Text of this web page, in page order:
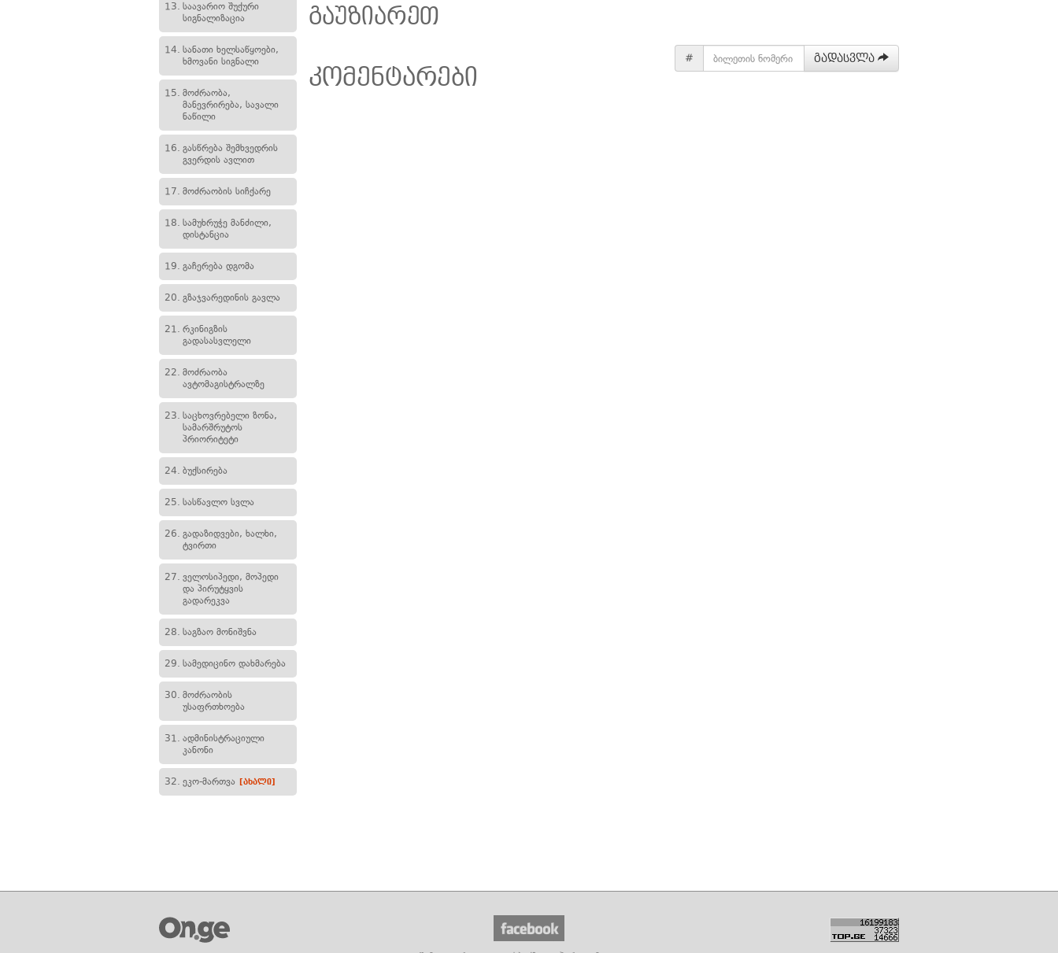
13. საავარიო შუქური
სიგნალიზაცია
14. სანათი ხელსაწყოები,
ხმოვანი სიგნალი
15. მოძრაობა,
მანევრირება, სავალი
ნაწილი
16. გასწრება შემხვედრის
გვერდის ავლით
17. მოძრაობის სიჩქარე
18. სამუხრუჭე მანძილი,
დისტანცია
19. გაჩერება დგომა
20. გზაჯვარედინის გავლა
21. რკინიგზის
გადასასვლელი
22. მოძრაობა
ავტომაგისტრალზე
23. საცხოვრებელი ზონა,
სამარშრუტოს
პრიორიტეტი
24. ბუქსირება
25. სასწავლო სვლა
26. გადაზიდვები, ხალხი,
ტვირთი
27. ველოსიპედი, მოპედი
და პირუტყვის
გადარეკვა
28. საგზაო მონიშვნა
29. სამედიცინო დახმარება
30. მოძრაობის
უსაფრთხოება
31. ადმინისტრაციული
კანონი
32. ეკო-მართვა [ახალი]
# გადასვლა
გაუზიარეთ
კომენტარები